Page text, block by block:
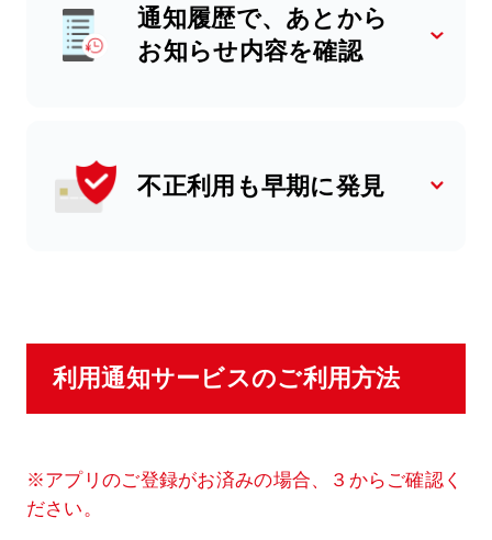
通知履歴で、あとから
お知らせ内容を確認
不正利用も早期に発見
利用通知サービスのご利用方法
※アプリのご登録がお済みの場合、３からご確認く
ださい。